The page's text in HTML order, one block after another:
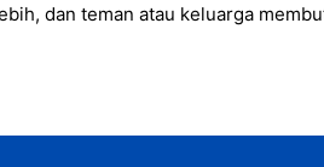
dan teman atau keluarga